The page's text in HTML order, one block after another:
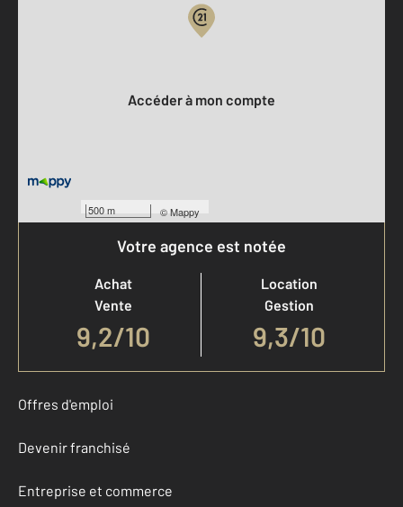
500 m ©Mappy
Accéder à mon compte
Votre agence est notée
Achat
Vente
9,2/10
Location
Gestion
9,3/10
Offres d'emploi
Devenir franchisé
Entreprise et commerce